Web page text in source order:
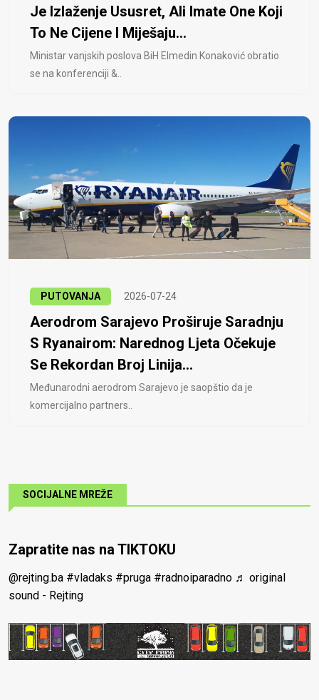
Je Izlaženje Ususret, Ali Imate One Koji
To Ne Cijene I Miješaju...
Ministar vanjskih poslova BiH Elmedin Konaković obratio
se na konferenciji &..
PUTOVANJA 2026-07-24
Aerodrom Sarajevo Proširuje Saradnju
S Ryanairom: Narednog Ljeta Očekuje
Se Rekordan Broj Linija...
Međunarodni aerodrom Sarajevo je saopštio da je
komercijalno partners..
SOCIJALNE MREŽE
Zapratite nas na TIKTOKU
@rejting.ba #vladaks #pruga #radnoiparadno ♬ original
sound - Rejting